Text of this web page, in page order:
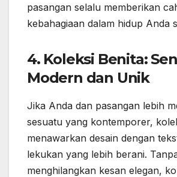
pasangan selalu memberikan
kebahagiaan dalam hidup Anda
4. Koleksi Benita:
Modern dan Unik
Jika Anda dan pasangan lebih
sesuatu yang kontemporer,
menawarkan desain dengan
lekukan yang lebih berani.
menghilangkan kesan elegan,